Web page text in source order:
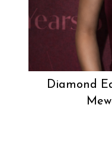
Diamond